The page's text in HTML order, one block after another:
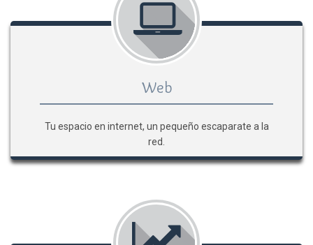
Web
Tu espacio en internet, un pequeño escaparate a la
red.